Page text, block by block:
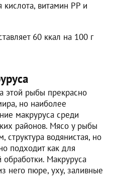
витамин РР и
60 ккал на 100 г
этой рыбы прекрасно
но наиболее
макруруса среди
районов. Мясо у рыбы
структура водянистая, но
подходит как для
Макруруса
него пюре, уху, заливные